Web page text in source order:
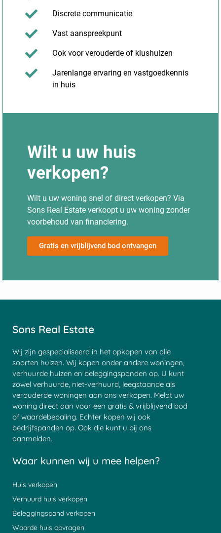
Discrete communicatie
Vast aanspreekpunt
Ook voor verouderde of klushuizen
Jarenlange ervaring en vastgoedkennis
in huis
Wilt u uw huis
verkopen?
Wilt u uw woning snel of direct verkopen? Via
Sons Real Estate verkoopt u uw woning zonder
voorbehoud van financiering.
Gratis en vrijblijvend bod ontvangen
Sons Real Estate
Wij zijn gespecialiseerd in het opkopen van alle
soorten huizen. Wij kopen onder andere woningen,
verhuurde huizen en beleggingspanden op. U kunt
zowel verhuurde, niet-verhuurd, leegstaande als
verouderde woningen aan ons verkopen. Meldt uw
woning direct aan voor een gratis & vrijblijvend bod
of waardebepaling. Echter kopen wij ook
bedrijfspanden op. Ook die kunt u bij ons
aanmelden.
Waar kunnen wij u mee helpen?
Huis verkopen
Verhuurd huis verkopen
Beleggingspand verkopen
Waarde huis opvragen